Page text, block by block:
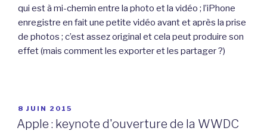
qui est à mi-chemin entre la photo et la vidéo ; l’iPhone
enregistre en fait une petite vidéo avant et après la prise
de photos ; c’est assez original et cela peut produire son
effet (mais comment les exporter et les partager ?)
PUBLIÉ
LE
8 JUIN 2015
Apple : keynote d'ouverture de la WWDC